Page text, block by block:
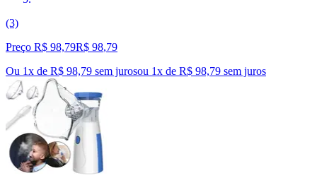
(3)
Preço R$ 98,79R$ 98,79
Ou 1x de R$ 98,79 sem jurosou 1x de R$ 98,79 sem juros